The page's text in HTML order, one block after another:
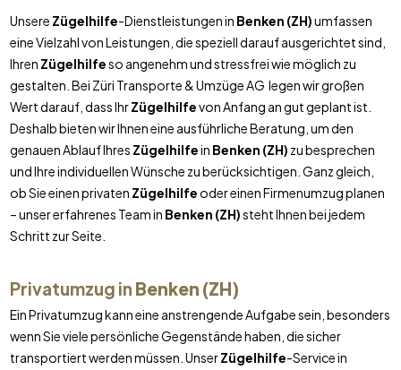
Unsere Zügelhilfe-Dienstleistungen in Benken (ZH)umfassen
eine Vielzahl von Leistungen, die speziell darauf ausgerichtet sind,
Ihren Zügelhilfeso angenehm und stressfrei wie möglich zu
gestalten. Bei Züri Transporte & Umzüge AG legen wir großen
Wert darauf, dass IhrZügelhilfevon Anfang an gut geplant ist.
Deshalb bieten wir Ihnen eine ausführliche Beratung, um den
genauen Ablauf Ihres Zügelhilfein Benken (ZH) zu besprechen
und Ihre individuellen Wünsche zu berücksichtigen. Ganz gleich,
ob Sie einen privaten Zügelhilfeoder einen Firmenumzug planen
– unser erfahrenes Team in Benken (ZH)steht Ihnen bei jedem
Schritt zur Seite.
Privatumzug in Benken (ZH)
Ein Privatumzug kann eine anstrengende Aufgabe sein, besonders
wenn Sie viele persönliche Gegenstände haben, die sicher
transportiert werden müssen. UnserZügelhilfe-Service in